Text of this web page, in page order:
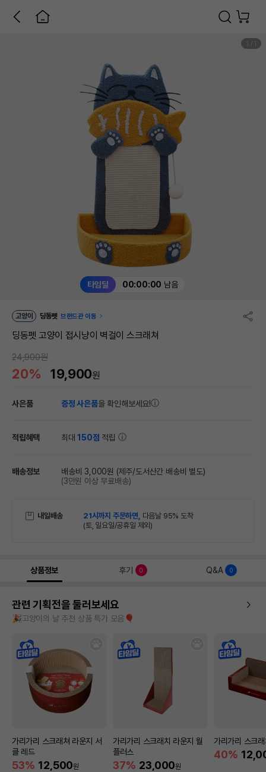
타임딜 00:00:00 남음
1 1
고양이 딩동펫 브랜드관 이동
딩동펫 고양이 접시냥이 벽걸이 스크래쳐
24,900원
20% 19,900원
사은품 증정 사은품을 확인해보세요!
적립혜택 최대150점 적립
배송정보 배송비 3,000원 (제주/도서산간 배송비 별도)
(3만원 이상 무료배송)
내일배송 21시까지 주문하면, 다음날 95% 도착
(토, 일요일/공휴일 제외)
상품정보 후기 0 Q&A 0
관련 기획전을 둘러보세요
🎉고양이의 날 추천 상품 특가 모음🎈
가리가리 스크래쳐 라운지 서
클 레드
53% 12,500원
가리가리 스크래치 라운지 월
플러스
37% 23,000원
가리가리 스크
40%